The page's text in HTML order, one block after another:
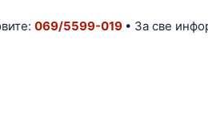
069/5599-019• За све